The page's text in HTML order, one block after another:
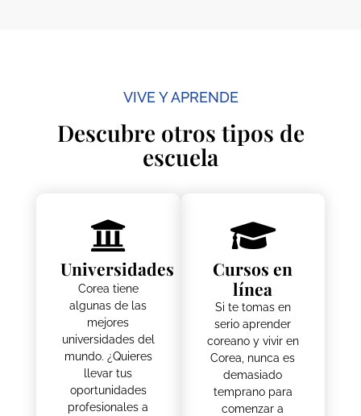
VIVE Y APRENDE
Descubre otros tipos de
escuela
Universidades
Corea tiene
algunas de las
mejores
universidades del
mundo. ¿Quieres
llevar tus
oportunidades
profesionales a
Cursos en
línea
Si te tomas en
serio aprender
coreano y vivir en
Corea, nunca es
demasiado
temprano para
comenzar a